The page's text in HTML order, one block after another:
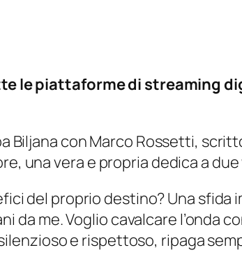
le piattaforme di streaming
Biljana con Marco Rossetti,
una vera e propria dedica a due
del proprio destino? Una sfida
me. Voglio cavalcare l’onda
e rispettoso, ripaga